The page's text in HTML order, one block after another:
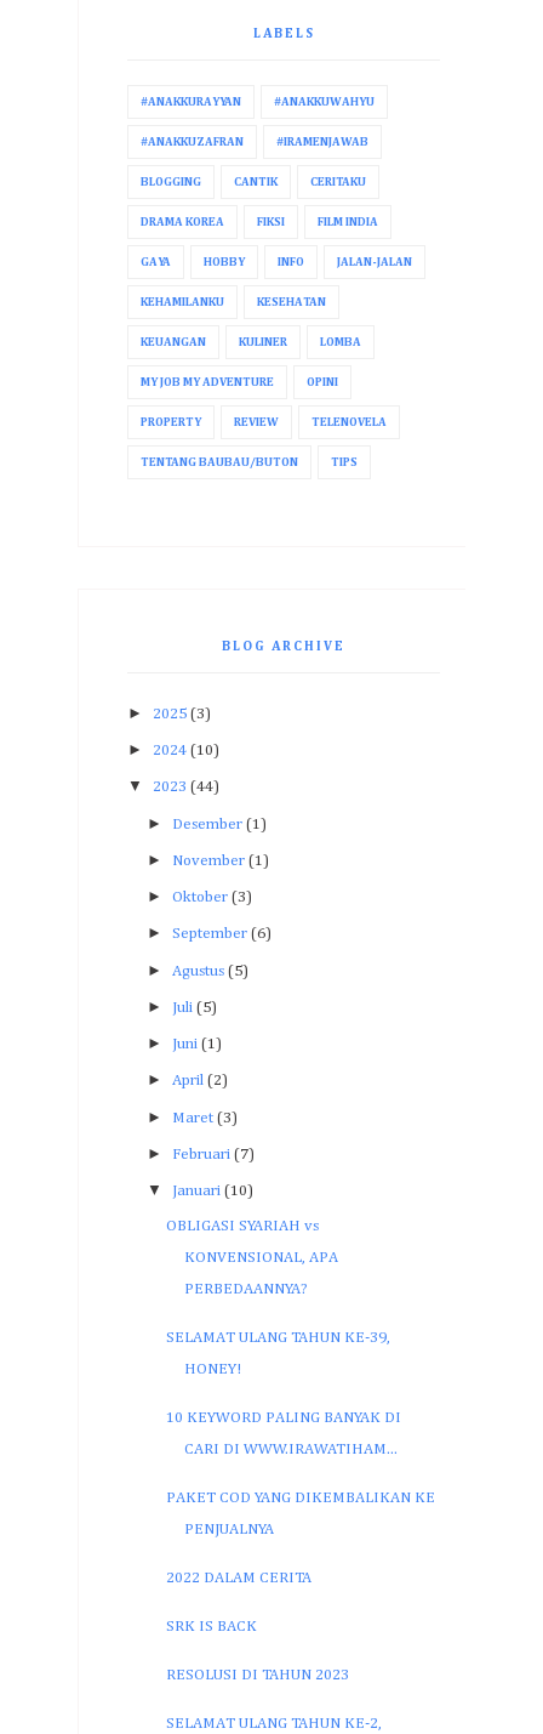
LABELS
#ANAKKURAYYAN #ANAKKUWAHYU
#ANAKKUZAFRAN #IRAMENJAWAB
BLOGGING CANTIK CERITAKU
DRAMA KOREA FIKSI FILM INDIA
GAYA HOBBY INFO JALAN-JALAN
KEHAMILANKU KESEHATAN
KEUANGAN KULINER LOMBA
MY JOB MY ADVENTURE OPINI
PROPERTY REVIEW TELENOVELA
TENTANG BAUBAU/BUTON TIPS
BLOG ARCHIVE
► 2025 (3)
► 2024 (10)
▼ 2023 (44)
► Desember (1)
► November (1)
► Oktober (3)
► September (6)
► Agustus (5)
► Juli (5)
► Juni (1)
► April (2)
► Maret (3)
► Februari (7)
▼ Januari (10)
OBLIGASI SYARIAH vs
KONVENSIONAL, APA
PERBEDAANNYA?
SELAMAT ULANG TAHUN KE-39,
HONEY!
10 KEYWORD PALING BANYAK DI
CARI DI WWW.IRAWATIHAM...
PAKET COD YANG DIKEMBALIKAN KE
PENJUALNYA
2022 DALAM CERITA
SRK IS BACK
RESOLUSI DI TAHUN 2023
SELAMAT ULANG TAHUN KE-2,